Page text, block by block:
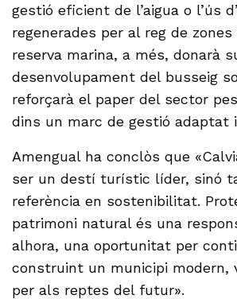
gestió eficient de l’aigua o l’ús
regenerades per al reg de zones
reserva marina, a més, donarà
desenvolupament del busseig
reforçarà el paper del sector
dins un marc de gestió adaptat
Amengual ha conclòs que
ser un destí turístic líder, sinó
referència en sostenibilitat.
patrimoni natural és una
alhora, una oportunitat per
construint un municipi modern,
per als reptes del futur».